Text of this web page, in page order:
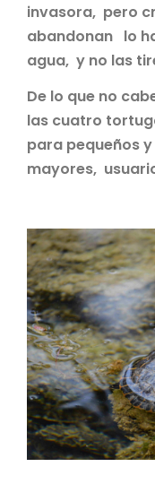
invasora, pero
abandonan lo
agua, y no las
De lo que no
las cuatro
para pequeños
mayores,